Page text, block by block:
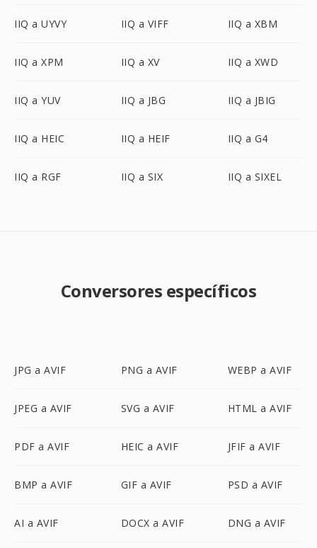
IIQ a UYVY IIQ a VIFF IIQ a XBM
IIQ a XPM IIQ a XV IIQ a XWD
IIQ a YUV IIQ a JBG IIQ a JBIG
IIQ a HEIC IIQ a HEIF IIQ a G4
IIQ a RGF IIQ a SIX IIQ a SIXEL
Conversores específicos
JPG a AVIF PNG a AVIF WEBP a AVIF
JPEG a AVIF SVG a AVIF HTML a AVIF
PDF a AVIF HEIC a AVIF JFIF a AVIF
BMP a AVIF GIF a AVIF PSD a AVIF
AI a AVIF DOCX a AVIF DNG a AVIF